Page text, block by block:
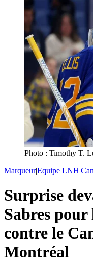
Photo : Timothy T.
Marqueur|Equipe LNH|
Surprise
Sabres
contre le
Montréal